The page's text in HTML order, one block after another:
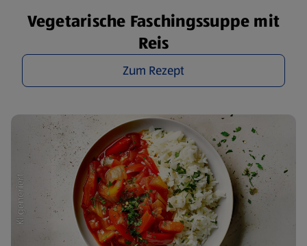
Vegetarische Faschingssuppe mit
Reis
Zum Rezept